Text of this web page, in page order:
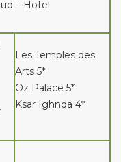
– Hotel
Les Temples des
Arts 5*
Oz Palace 5*
Ksar Ighnda 4*